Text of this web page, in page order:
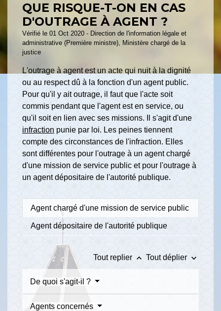
QUE RISQUE-T-ON EN CAS
D'OUTRAGE À AGENT ?
Vérifié le 01 Oct 2020 - Direction de l'information légale et
administrative (Première ministre), Ministère chargé de la
justice
L'outrage à agent est un acte qui nuit à la dignité
ou au respect dû à la fonction d'un agent public.
Pour qu'il y ait outrage, il faut que l'acte soit
commis pendant que l'agent est en service, ou
qu'il soit en lien avec ses missions. Il s'agit d'une
infraction punie par loi. Les peines tiennent
compte des circonstances de l'infraction. Elles
sont différentes pour l'outrage à un agent chargé
d'une mission de service public et pour l'outrage à
un agent dépositaire de l'autorité publique.
Agent chargé d'une mission de service public
Agent dépositaire de l'autorité publique
Tout replier keyboard_arrow_up Tout déplier keyboard_arrow_down
De quoi s'agit-il ?
Agents concernés